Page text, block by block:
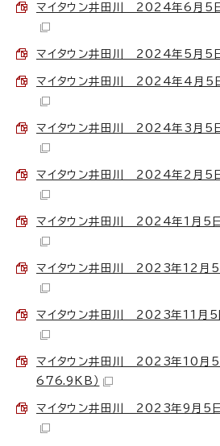
マイタウン井田川 2024年6月5
マイタウン井田川 2024年5月5
マイタウン井田川 2024年4月5
マイタウン井田川 2024年3月5
マイタウン井田川 2024年2月5
マイタウン井田川 2024年1月5
マイタウン井田川 2023年12月5
マイタウン井田川 2023年11月5
マイタウン井田川 2023年10月5
676.9KB）
マイタウン井田川 2023年9月5